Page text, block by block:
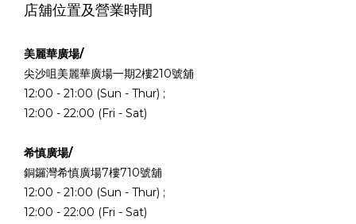
店舖位置及營業時間
美麗華廣場/
尖沙咀美麗華廣場一期2樓210號舖
12:00 - 21:00 (Sun - Thur) ;
12:00 - 22:00 (Fri - Sat)
希慎廣場/
銅鑼灣希慎廣場7樓710號舖
12:00 - 21:00 (Sun - Thur) ;
12:00 - 22:00 (Fri - Sat)